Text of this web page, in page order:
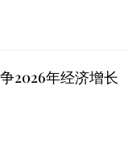
2026年经济增长